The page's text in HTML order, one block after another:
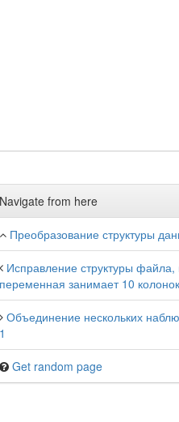
Navigate from here
Преобразование структуры
Исправление структуры файла,
переменная занимает 10
Объединение нескольких
1
Get random page